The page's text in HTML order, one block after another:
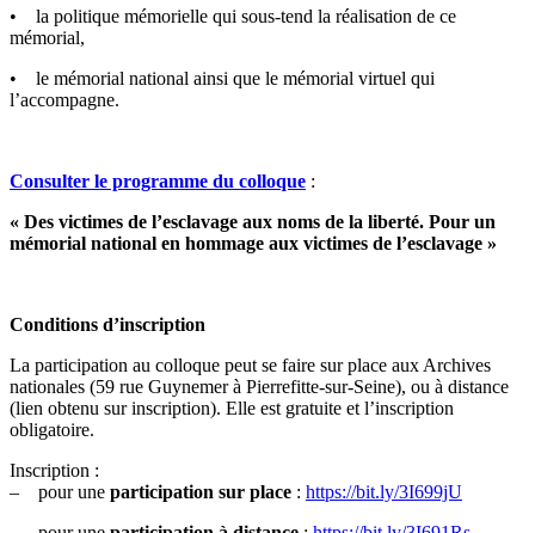
• la politique mémorielle qui sous-tend la réalisation de ce
mémorial,
• le mémorial national ainsi que le mémorial virtuel qui
l’accompagne.
Consulter le programme du colloque :
« Des victimes de l’esclavage aux noms de la liberté. Pour un
mémorial national en hommage aux victimes de l’esclavage »
Conditions d’inscription
La participation au colloque peut se faire sur place aux Archives
nationales (59 rue Guynemer à Pierrefitte-sur-Seine), ou à distance
(lien obtenu sur inscription). Elle est gratuite et l’inscription
obligatoire.
Inscription :
– pour une participation sur place : https://bit.ly/3I699jU